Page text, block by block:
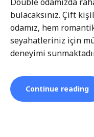
bulacaksınız. Çift
odamız, hem
seyahatleriniz için
deneyimi
Continue reading